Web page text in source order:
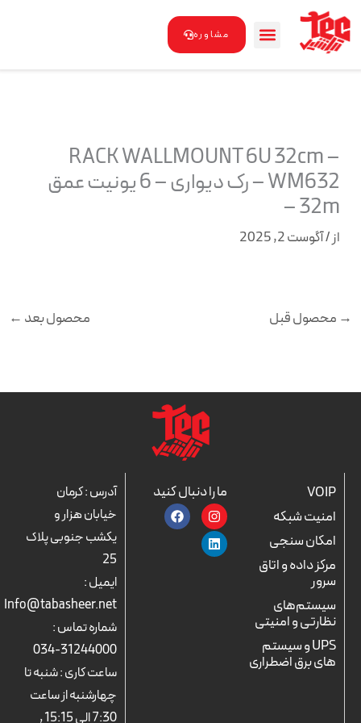
محتوا
مشاوره
RACK WALLMOUNT 6U 32cm –
WM632 – رک دیواری – 6 یونیت عمق
32m –
از/آگوست 2, 2025
→ محصول قبل محصول بعد ←
VOIP
امنیت شبکه
امکان سنجی
مرکز داده و اتاق
سرور
سیستم‌های
نظارتی و امنیتی
UPS و سیستم
های برق اضطراری
ما را دنبال کنید
I
n
s
t
a
F
a
c
L
i
n
k
e
آدرس : کرمان
خیابان هزار و
یکشب جنوبی پلاک
25
ایمیل :
Info@tabasheer.net
شماره تماس :
31244000-034
ساعت کاری : شنبه تا
چهارشنبه از ساعت
7:30 الی 15:15 ,